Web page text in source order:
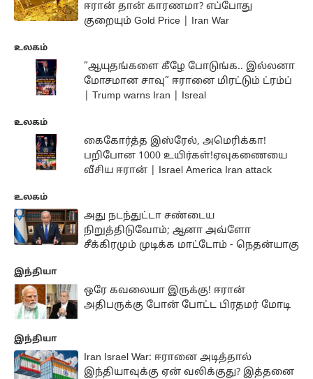
ஈரான் தான் காரணமா? எப்போது
குறையும் Gold Price | Iran War
உலகம்
”ஆயுதங்களை கீழே போடுங்க.. இல்லனா
மோசமான சாவு” ஈரானை மிரட்டும் ட்ரம்ப்
| Trump warns Iran | Isreal
உலகம்
கைகோர்த்த இஸ்ரேல், அமெரிக்கா!
பறிபோன 1000 உயிர்கள்!ஏவுகணையை
வீசிய ஈரான் | Israel America Iran attack
உலகம்
அது நடந்துட்டா சண்டைய
நிறுத்திடுவோம்; ஆனா அவ்ளோ
சீக்கிரமும் முடிக்க மாட்டோம் - நெதன்யாகு
இந்தியா
ஒரே கவலையா இருக்கு! ஈரான்
அதிபருக்கு போன் போட்ட பிரதமர் மோடி
இந்தியா
Iran Israel War: ஈரானை அடித்தால்
இந்தியாவுக்கு ஏன் வலிக்குது? இத்தனை